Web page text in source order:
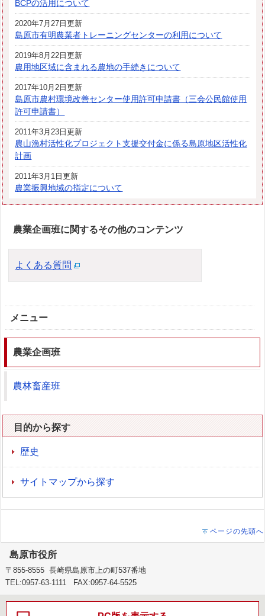
BCPの活用について
2020年7月27日更新
島原市有明農業者トレーニングセンターの利用について
2019年8月22日更新
農用地区域に含まれる農地の手続きについて
2017年10月2日更新
島原市農村環境改善センター使用許可申請書（三会公民館使用
許可申請書）
2011年3月23日更新
農山漁村活性化プロジェクト支援交付金に係る島原地区活性化
計画
2011年3月1日更新
農業振興地域の指定について
農業企画班に関するその他のコンテンツ
よくある質問
メニュー
農業企画班
農林畜産班
目的から探す
歴史
サイトマップから探す
ページの先頭へ
島原市役所
〒855-8555 長崎県島原市上の町537番地
TEL:0957-63-1111 FAX:0957-64-5525